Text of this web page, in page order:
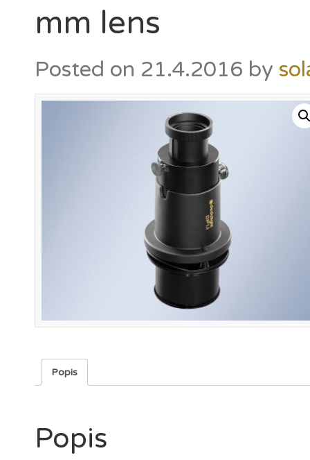
mm lens
Posted on 21.4.2016 by
Popis
Popis